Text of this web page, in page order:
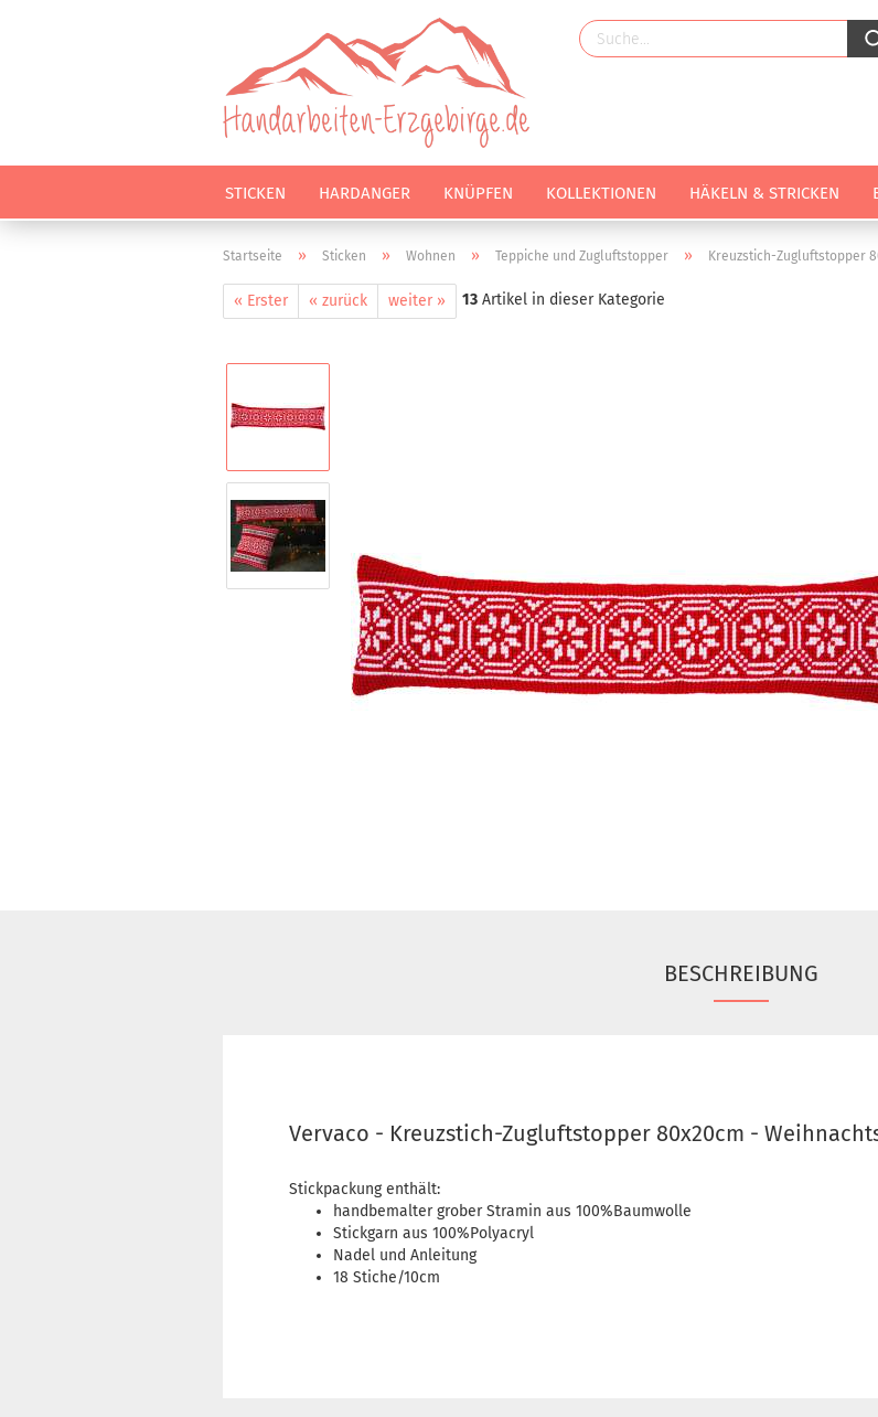
STICKEN HARDANGER KNÜPFEN KOLLEKTIONEN HÄKELN & STRICKEN
Startseite » Sticken » Wohnen » Teppiche und Zugluftstopper » Kreuzstich-Zugluftstopper
« Erster « zurück weiter » 13 Artikel in dieser Kategorie
BESCHREIBUNG
Vervaco - Kreuzstich-Zugluftstopper 80x20cm -
Stickpackung enthält:
handbemalter grober Stramin aus 100%Baumwolle
Stickgarn aus 100%Polyacryl
Nadel und Anleitung
18 Stiche/10cm